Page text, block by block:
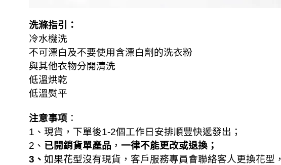
洗滌指引：
冷水機洗
不可漂白及不要使用含漂白劑的洗衣粉
與其他衣物分開清洗
低溫烘乾
低溫熨平
注意事项 ：
1 、現貨，下單後1-2個工作日安排順豐快遞發出；
2 、 已開銷貨單產品 ， 一律不能更改或退換；
3 、 如果花型沒有現貨，客戶服務專員會聯絡客人更換花型，